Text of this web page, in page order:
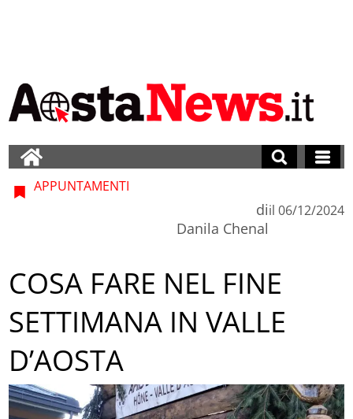
APPUNTAMENTI
di
Danila Chenal
il 06/12/2024
COSA FARE NEL FINE
SETTIMANA IN VALLE
D’AOSTA